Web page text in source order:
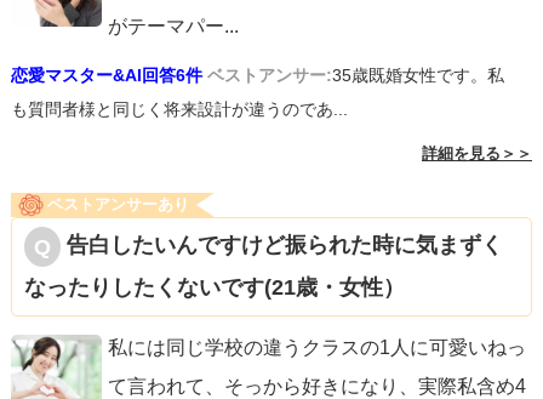
がテーマパー...
恋愛マスター&AI回答6件 ベストアンサー:35歳既婚女性です。私
も質問者様と同じく将来設計が違うのであ...
詳細を見る＞＞
ベストアンサーあり
告白したいんですけど振られた時に気まずく
なったりしたくないです(21歳・女性）
私には同じ学校の違うクラスの1人に可愛いねっ
て言われて、そっから好きになり、実際私含め4